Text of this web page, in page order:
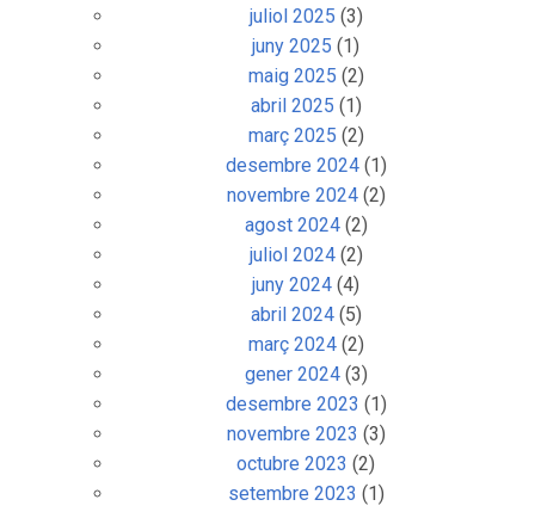
juliol 2025 (3)
juny 2025 (1)
maig 2025 (2)
abril 2025 (1)
març 2025 (2)
desembre 2024(1)
novembre 2024(2)
agost 2024(2)
juliol 2024(2)
juny 2024 (4)
abril 2024(5)
març 2024(2)
gener 2024(3)
desembre 2023 (1)
novembre 2023 (3)
octubre 2023 (2)
setembre 2023 (1)